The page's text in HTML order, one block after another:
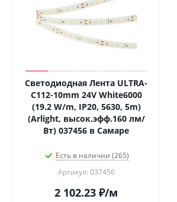
Светодиодная Лента ULTRA-
C112-10mm 24V White6000
(19.2 W/m, IP20, 5630, 5m)
(Arlight, высок.эфф.160 лм/
Вт) 037456 в Самаре
Есть в наличии (265)
Артикул: 037456
2 102.23 ₽/м